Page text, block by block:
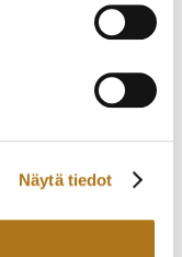
Näytä tiedot
FREDERIQUE
003-NOS
CLASSIC